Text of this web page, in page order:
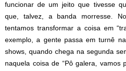
funcionar de um jeito que tivesse
que, talvez, a banda morresse.
tentamos transformar a coisa em
exemplo, a gente passa em turnê
shows, quando chega na segunda
naquela coisa de “Pô galera, vamos